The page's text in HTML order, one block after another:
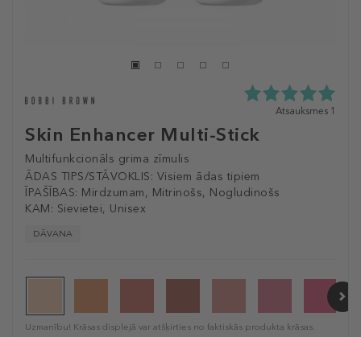
Skin Enhancer Multi-Stick
Multifunkcionāls grima zīmulis
ĀDAS TIPS/STĀVOKLIS: Visiem ādas tipiem
ĪPAŠĪBAS: Mirdzumam, Mitrinošs, Nogludinošs
KAM: Sievietei, Unisex
DĀVANA
5.0
atsauksmēm
Atsauksmes 1
Uzmanību! Krāsas displejā var atšķirties no faktiskās produkta krāsas.